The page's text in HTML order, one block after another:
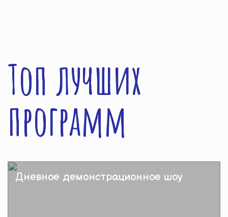
Топ лучших
программ
Дневное демонстрационное шоу